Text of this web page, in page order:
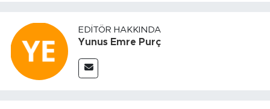
EDITÖR HAKKINDA
Yunus Emre Purç